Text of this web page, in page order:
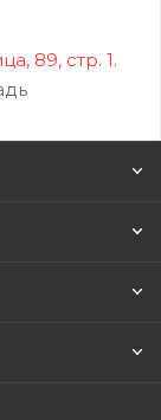
89, стр. 1.